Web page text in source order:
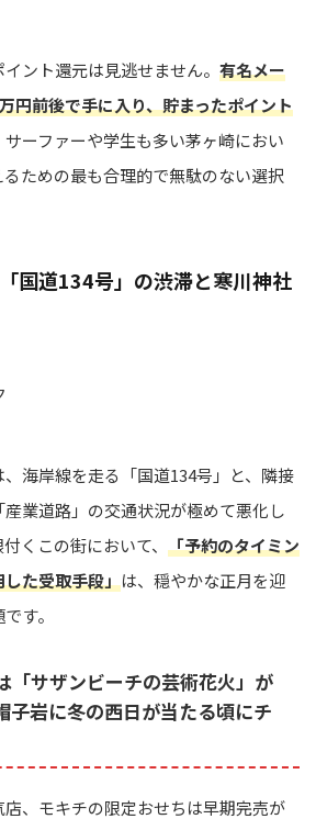
ント還元は見逃せません。 有名メー
円前後で手に入り、貯まったポイント
サーファーや学生も多い茅ヶ崎におい
ための最も合理的で無駄のない選択
国道134号」の渋滞と寒川神社
海岸線を走る「国道134号」と、隣接
業道路」の交通状況が極めて悪化し
くこの街において、 「予約のタイミン
た受取手段」は、穏やかな正月を迎
す。
「サザンビーチの芸術花火」が
子岩に冬の西日が当たる頃にチ
、モキチの限定おせちは早期完売が